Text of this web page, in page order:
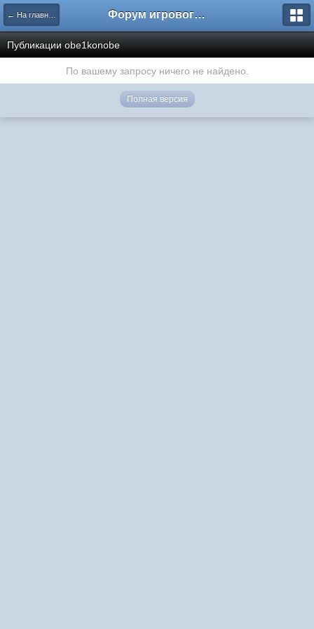
← На главную Форум игрового проекта Riverrise
Публикации obe1konobe
По вашему запросу ничего не найдено.
Полная версия